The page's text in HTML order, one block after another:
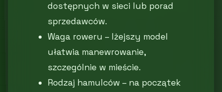
dostępnych w sieci lub porad
sprzedawców.
Waga roweru – lżejszy model
ułatwia manewrowanie,
szczególnie w mieście.
Rodzaj hamulców – na początek